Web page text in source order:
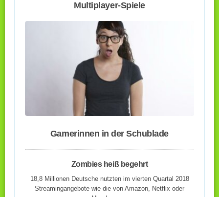
Multiplayer-Spiele
Gamerinnen in der Schublade
Zombies heiß begehrt
18,8 Millionen Deutsche nutzten im vierten Quartal 2018
Streamingangebote wie die von Amazon, Netflix oder